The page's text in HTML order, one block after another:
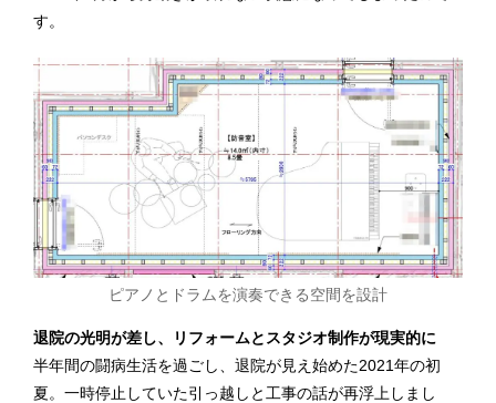
す。
ピアノとドラムを演奏できる空間を設計
退院の光明が差し、リフォームとスタジオ制作が現実的に
半年間の闘病生活を過ごし、退院が見え始めた2021年の初
夏。一時停止していた引っ越しと工事の話が再浮上しまし